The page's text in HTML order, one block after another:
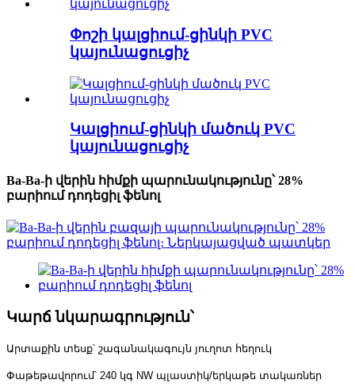
Փոշի կալցիում-ցինկի PVC
կայունացուցիչ
Կալցիում-ցինկի մածուկ PVC
կայունացուցիչ
Ba-Ba-ի վերին հիմքի պարունակությունը՝ 28%
բարիում դոդեցիլ ֆենոլ
Կարճ նկարագրություն՝
Արտաքին տեսք՝ շագանակագույն յուղոտ հեղուկ
Փաթեթավորում՝ 240 կգ NW պլաստիկ/երկաթե տակառներ